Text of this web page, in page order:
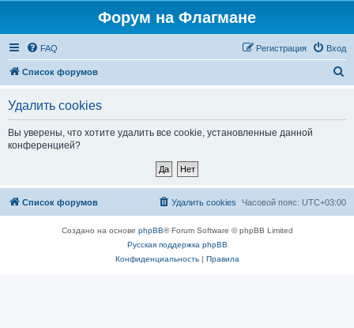
Форум на Флагмане
FAQ Вход
Регистрация
Список форумов
Удалить cookies
Вы уверены, что хотите удалить все cookie, установленные данной
конференцией?
Список форумов Часовой пояс: UTC+03:00
Удалить cookies
Создано на основе phpBB® Forum Software © phpBB Limited
Русская поддержка phpBB
Конфиденциальность| Правила